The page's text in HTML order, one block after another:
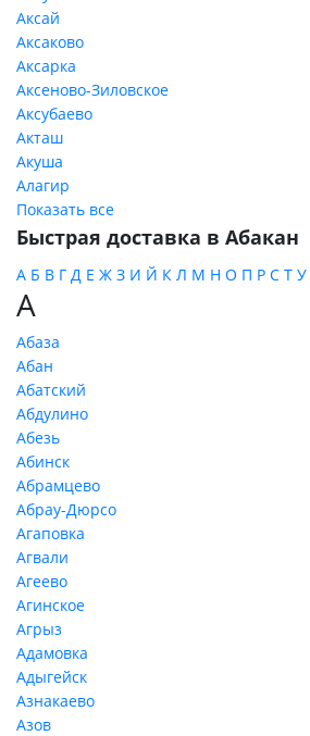
Аксай
Аксаково
Аксарка
Аксеново-Зиловское
Аксубаево
Акташ
Акуша
Алагир
Показать все
Быстрая доставка в Абакан
А Б В Г Д Е Ж З И Й К Л М Н О П Р С Т У
А
Абаза
Абан
Абатский
Абдулино
Абезь
Абинск
Абрамцево
Абрау-Дюрсо
Агаповка
Агвали
Агеево
Агинское
Агрыз
Адамовка
Адыгейск
Азнакаево
Азов